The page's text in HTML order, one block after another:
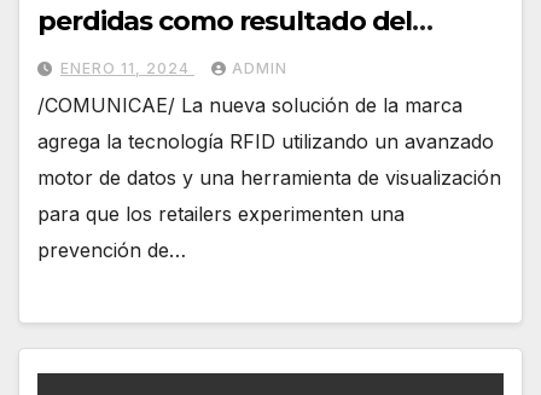
perdidas como resultado del
crimen organizado (ORC) en el
retail
ENERO 11, 2024 ADMIN
/COMUNICAE/ La nueva solución de la marca
agrega la tecnología RFID utilizando un avanzado
motor de datos y una herramienta de visualización
para que los retailers experimenten una
prevención de…